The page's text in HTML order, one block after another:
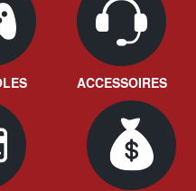
ACCESSOIRES